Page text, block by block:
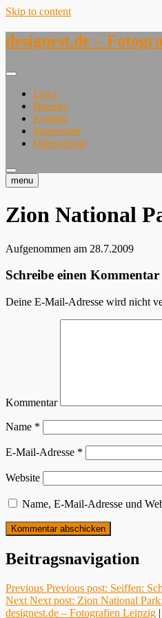
Skip to content
designest.de –
Leica
Bluesky
Kontakt
Impressum
Datenschutz
menu
Zion National
Aufgenommen am 28.7.2009
Schreibe einen Kommentar
Deine E-Mail-Adresse wird nicht
Kommentar
Name *
E-Mail-Adresse *
Website
Name, E-Mail-Adresse und
Beitragsnavigation
Previous Previous post: Seiffen:
Next Next post: Zion National
designest.de – Fotografien Leipzig